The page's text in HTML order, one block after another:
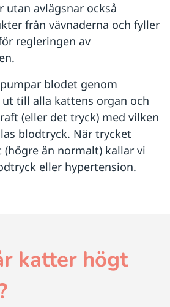
utan avlägsnar också
från vävnaderna och fyller
regleringen av
blodet genom
till alla kattens organ och
(eller det tryck) med vilken
blodtryck. När trycket
än normalt) kallar vi
eller hypertension.
katter högt